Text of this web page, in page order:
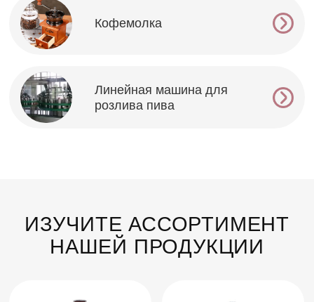
Кофемолка
Линейная машина для
розлива пива
ИЗУЧИТЕ АССОРТИМЕНТ
НАШЕЙ ПРОДУКЦИИ